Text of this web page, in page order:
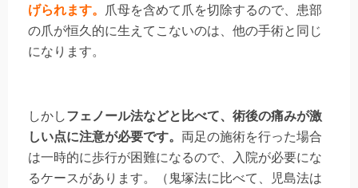
げられます。
爪母を含めて爪を切除するので、患部
の爪が恒久的に生えてこないのは、他の手術と同じ
になります。
しかしフェノール法などと比べて、術後の痛みが激
しい点に注意が必要です。 両足の施術を行った場合
は一時的に歩行が困難になるので、入院が必要にな
るケースがあります。（鬼塚法に比べて、児島法は